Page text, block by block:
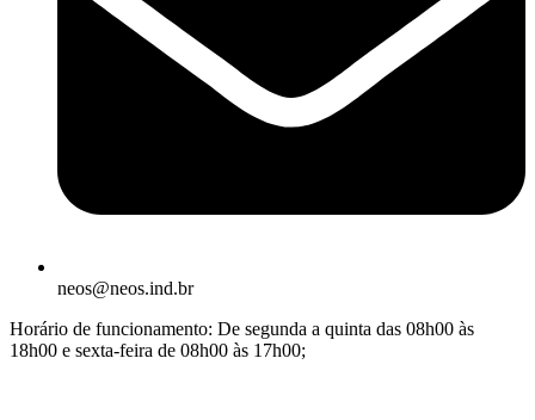
neos@neos.ind.br
Horário de funcionamento: De segunda a quinta das 08h00 às
18h00 e sexta-feira de 08h00 às 17h00;